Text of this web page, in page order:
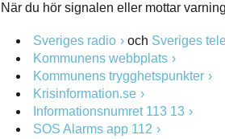
När du hör signalen eller mottar
Sveriges radio och Sveriges
Kommunens webbplats
Kommunens trygghetspunkter
Krisinformation.se
Informationsnumret 113 13
SOS Alarms app 112